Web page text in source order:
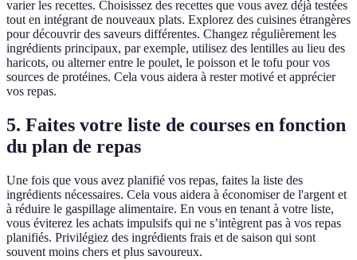
varier les recettes. Choisissez des recettes que vous avez déjà testées
tout en intégrant de nouveaux plats. Explorez des cuisines étrangères
pour découvrir des saveurs différentes. Changez régulièrement les
ingrédients principaux, par exemple, utilisez des lentilles au lieu des
haricots, ou alterner entre le poulet, le poisson et le tofu pour vos
sources de protéines. Cela vous aidera à rester motivé et apprécier
vos repas.
5. Faites votre liste de courses en fonction
du plan de repas
Une fois que vous avez planifié vos repas, faites la liste des
ingrédients nécessaires. Cela vous aidera à économiser de l'argent et
à réduire le gaspillage alimentaire. En vous en tenant à votre liste,
vous éviterez les achats impulsifs qui ne s’intègrent pas à vos repas
planifiés. Privilégiez des ingrédients frais et de saison qui sont
souvent moins chers et plus savoureux.